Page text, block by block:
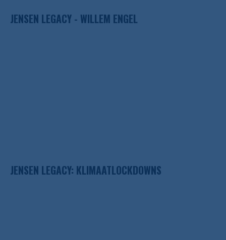
JENSEN LEGACY - WILLEM ENGEL
JENSEN LEGACY: KLIMAATLOCKDOWNS